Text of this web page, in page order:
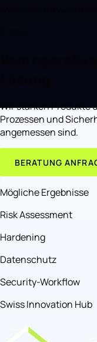
Wir stärken Produkte
Prozessen und
angemessen sind.
BERATUNG
Mögliche Ergebnisse
Risk Assessment
Hardening
Datenschutz
Security-Workflow
Swiss Innovation Hub